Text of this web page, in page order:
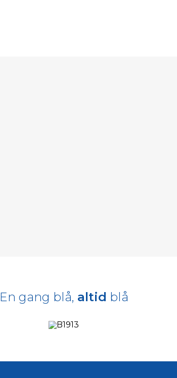
En gang blå, altid blå